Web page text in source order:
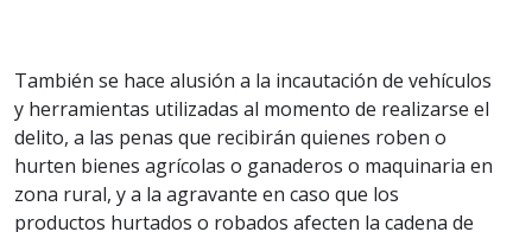
También se hace alusión a la incautación de vehículos
y herramientas utilizadas al momento de realizarse el
delito, a las penas que recibirán quienes roben o
hurten bienes agrícolas o ganaderos o maquinaria en
zona rural, y a la agravante en caso que los
productos hurtados o robados afecten la cadena de